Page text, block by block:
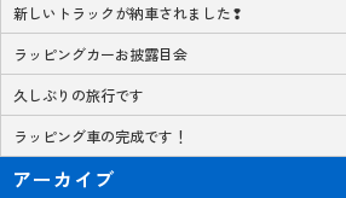
新しいトラックが納車されました❢
ラッピングカーお披露目会
久しぶりの旅行です
ラッピング車の完成です！
アーカイブ